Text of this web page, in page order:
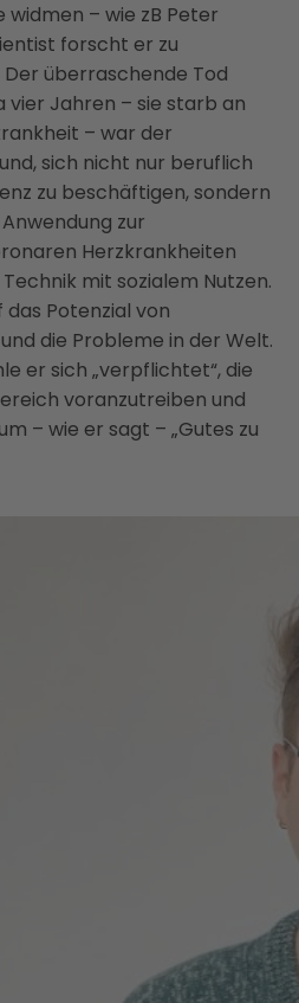
– wie zB Peter
forscht er zu
überraschende Tod
Jahren – sie starb an
– war der
sich nicht nur beruflich
zu beschäftigen, sondern
zur
Herzkrankheiten
mit sozialem Nutzen.
Potenzial von
die Probleme in der Welt.
er sich „verpflichtet“, die
voranzutreiben und
– wie er sagt – „Gutes zu